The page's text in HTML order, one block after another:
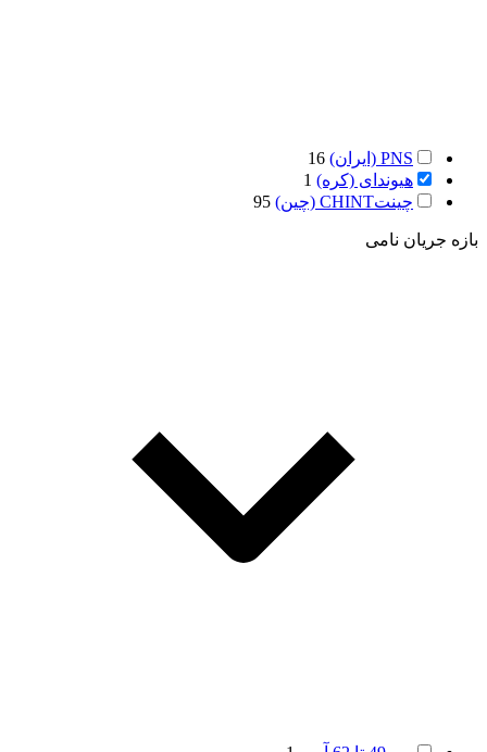
PNS (ایران)
16
هیوندای (کره) 1
چینتCHINT (چین)
95
بازه جریان نامی